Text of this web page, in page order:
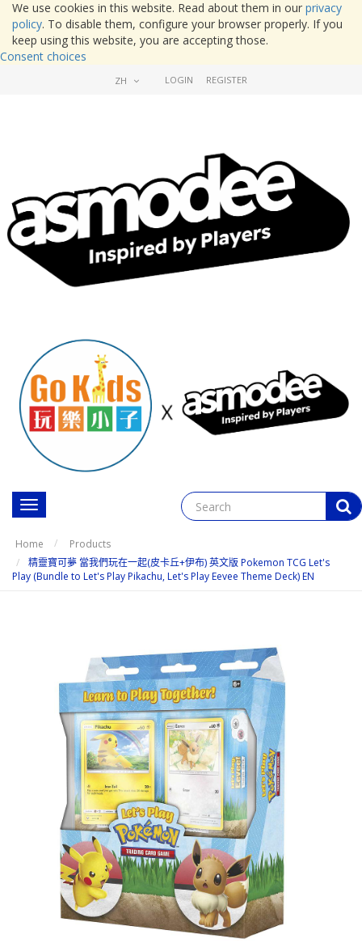
We use cookies in this website. Read about them in our privacy
policy. To disable them, configure your browser properly. If you
keep using this website, you are accepting those.
Consent choices
ZH LOGIN REGISTER
Toggle
navigation
Home
Products
精靈寶可夢 當我們玩在一起(皮卡丘+伊布) 英文版 Pokemon TCG Let's
Play (Bundle to Let's Play Pikachu, Let's Play Eevee Theme Deck) EN